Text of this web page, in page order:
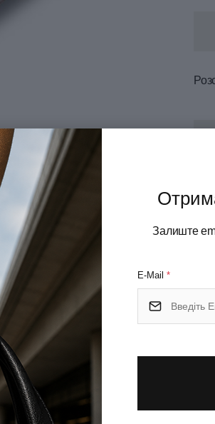
сталі довжиною 93 мм. Його єдина,
алюмінієві накладки Alox
стане незамінним супутником в
Залиште
E-Mail *